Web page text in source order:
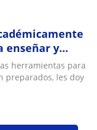
enseñar y
herramientas para
preparados, les doy